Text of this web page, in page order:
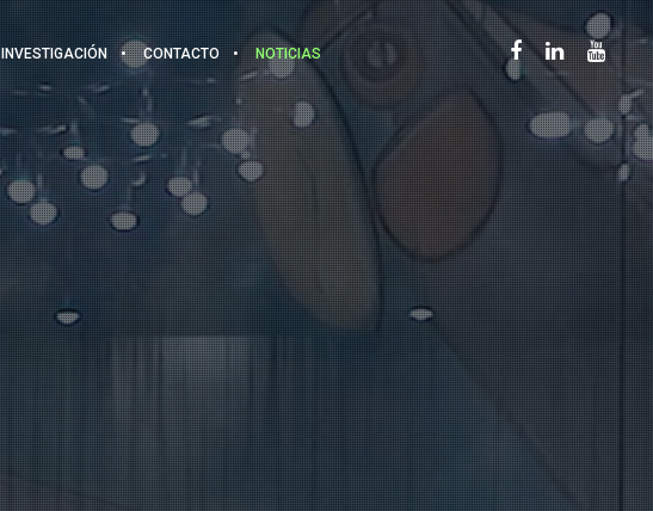
INVESTIGACIÓN CONTACTO NOTICIAS